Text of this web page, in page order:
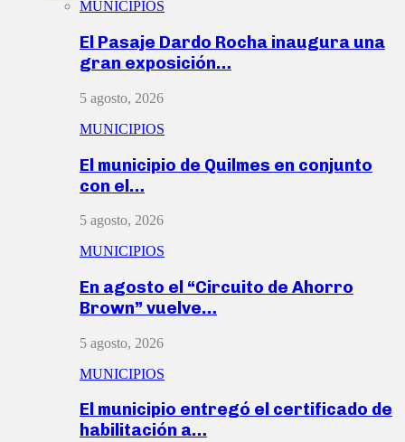
MUNICIPIOS
El Pasaje Dardo Rocha inaugura una
gran exposición…
5 agosto, 2026
MUNICIPIOS
El municipio de Quilmes en conjunto
con el…
5 agosto, 2026
MUNICIPIOS
En agosto el “Circuito de Ahorro
Brown” vuelve…
5 agosto, 2026
MUNICIPIOS
El municipio entregó el certificado de
habilitación a…